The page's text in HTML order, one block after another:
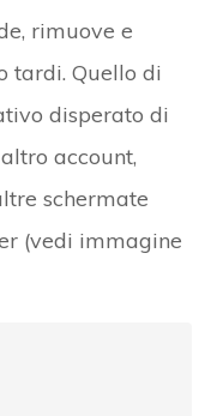
rimuove e
tardi. Quello di
disperato di
account,
schermate
(vedi immagine